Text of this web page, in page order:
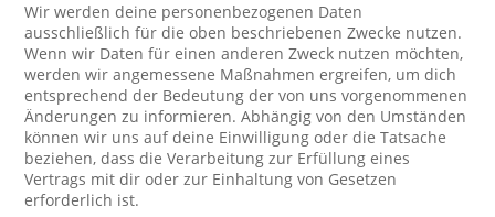
Wir werden deine personenbezogenen Daten
ausschließlich für die oben beschriebenen Zwecke nutzen.
Wenn wir Daten für einen anderen Zweck nutzen möchten,
werden wir angemessene Maßnahmen ergreifen, um dich
entsprechend der Bedeutung der von uns vorgenommenen
Änderungen zu informieren. Abhängig von den Umständen
können wir uns auf deine Einwilligung oder die Tatsache
beziehen, dass die Verarbeitung zur Erfüllung eines
Vertrags mit dir oder zur Einhaltung von Gesetzen
erforderlich ist.